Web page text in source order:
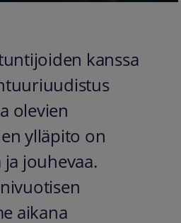
kanssa
olevien
ylläpito on
jouhevaa.
aikana